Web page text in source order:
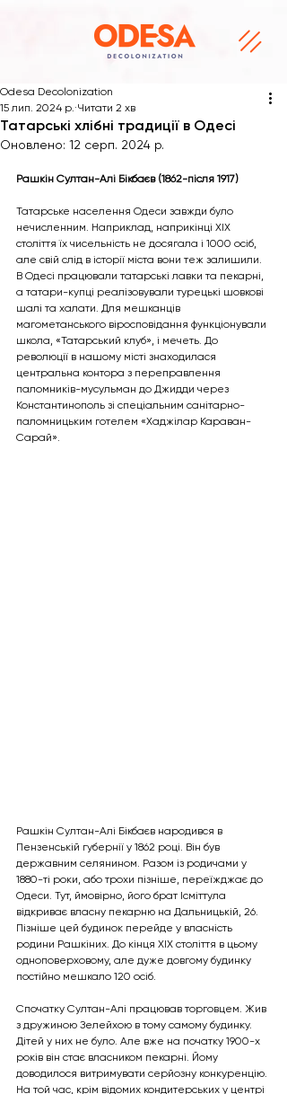
Татарські хлібні традиції в Одесі
Odesa Decolonization
15 лип. 2024 р. Читати 2 хв
Оновлено: 12 серп. 2024 р.
Рашкін Султан-Алі Бікбаєв (1862-після 1917)
Татарське населення Одеси завжди було
нечисленним. Наприклад, наприкінці ХІХ
століття їх чисельність не досягала і 1000 осіб,
але свій слід в історії міста вони теж залишили.
В Одесі працювали татарські лавки та пекарні,
а татари-купці реалізовували турецькі шовкові
шалі та халати. Для мешканців
магометанського віросповідання функціонували
школа, «Татарський клуб», і мечеть. До
революції в нашому місті знаходилася
центральна контора з переправлення
паломників-мусульман до Джидди через
Константинополь зі спеціальним санітарно-
паломницьким готелем «Хаджілар Караван-
Сарай».
Рашкін Султан-Алі Бікбаєв народився в
Пензенській губернії у 1862 році. Він був
державним селянином. Разом із родичами у
1880-ті роки, або трохи пізніше, переїжджає до
Одеси. Тут, ймовірно, його брат Ісміттула
відкриває власну пекарню на Дальницькій, 26.
Пізніше цей будинок перейде у власність
родини Рашкіних. До кінця XIX століття в цьому
одноповерховому, але дуже довгому будинку
постійно мешкало 120 осіб.
Спочатку Султан-Алі працював торговцем. Жив
з дружиною Зелейхою в тому самому будинку.
Дітей у них не було. Але вже на початку 1900-х
років він стає власником пекарні. Йому
доводилося витримувати серйозну конкуренцію.
На той час, крім відомих кондитерських у центрі